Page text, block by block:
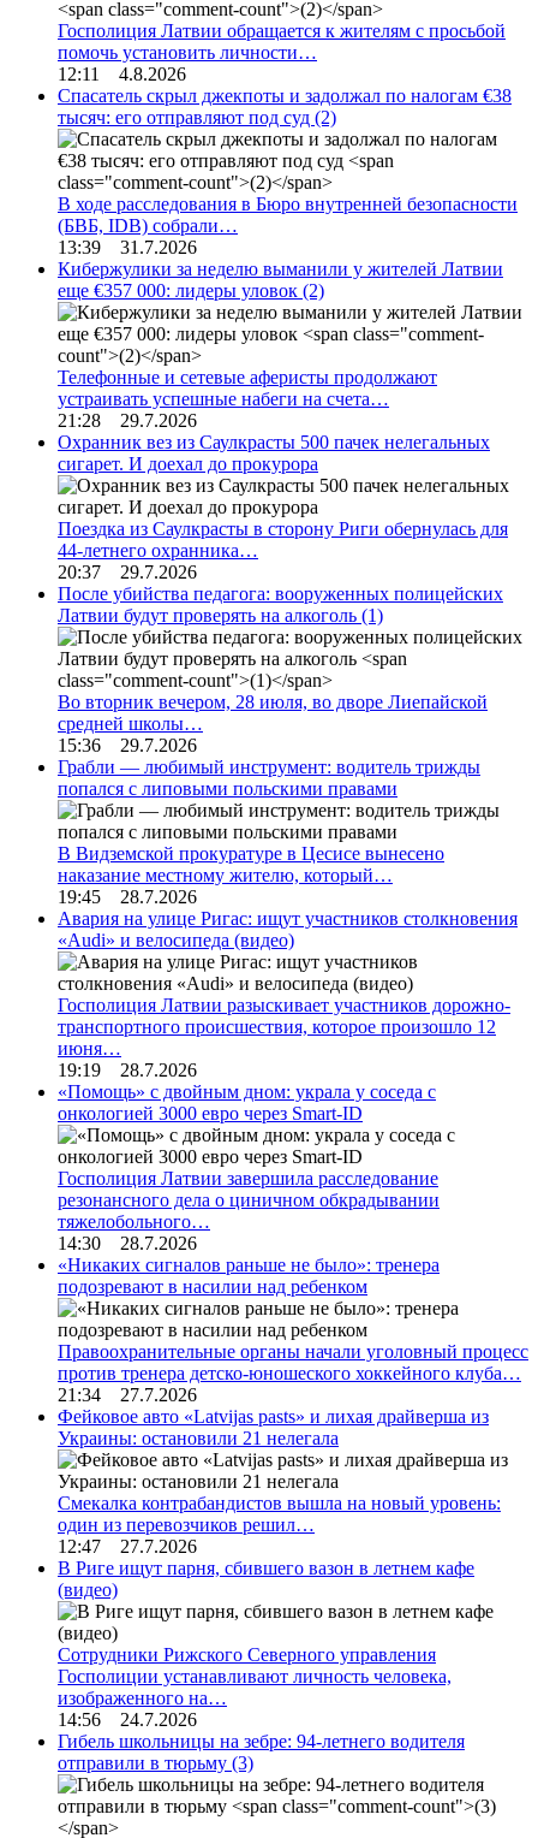
Госполиция Латвии обращается к жителям с просьбой
помочь установить личности…
12:11 4.8.2026
Спасатель скрыл джекпоты и задолжал по налогам €38
тысяч: его отправляют под суд (2)
В ходе расследования в Бюро внутренней безопасности
(БВБ, IDB) собрали…
13:39 31.7.2026
Кибержулики за неделю выманили у жителей Латвии
еще €357 000: лидеры уловок (2)
Телефонные и сетевые аферисты продолжают
устраивать успешные набеги на счета…
21:28 29.7.2026
Охранник вез из Саулкрасты 500 пачек нелегальных
сигарет. И доехал до прокурора
Поездка из Саулкрасты в сторону Риги обернулась для
44-летнего охранника…
20:37 29.7.2026
После убийства педагога: вооруженных полицейских
Латвии будут проверять на алкоголь (1)
Во вторник вечером, 28 июля, во дворе Лиепайской
средней школы…
15:36 29.7.2026
Грабли — любимый инструмент: водитель трижды
попался с липовыми польскими правами
В Видземской прокуратуре в Цесисе вынесено
наказание местному жителю, который…
19:45 28.7.2026
Авария на улице Ригас: ищут участников столкновения
«Audi» и велосипеда (видео)
Госполиция Латвии разыскивает участников дорожно-
транспортного происшествия, которое произошло 12
июня…
19:19 28.7.2026
«Помощь» с двойным дном: украла у соседа с
онкологией 3000 евро через Smart-ID
Госполиция Латвии завершила расследование
резонансного дела о циничном обкрадывании
тяжелобольного…
14:30 28.7.2026
«Никаких сигналов раньше не было»: тренера
подозревают в насилии над ребенком
Правоохранительные органы начали уголовный процесс
против тренера детско-юношеского хоккейного клуба…
21:34 27.7.2026
Фейковое авто «Latvijas pasts» и лихая драйверша из
Украины: остановили 21 нелегала
Смекалка контрабандистов вышла на новый уровень:
один из перевозчиков решил…
12:47 27.7.2026
В Риге ищут парня, сбившего вазон в летнем кафе
(видео)
Сотрудники Рижского Северного управления
Госполиции устанавливают личность человека,
изображенного на…
14:56 24.7.2026
Гибель школьницы на зебре: 94-летнего водителя
отправили в тюрьму (3)